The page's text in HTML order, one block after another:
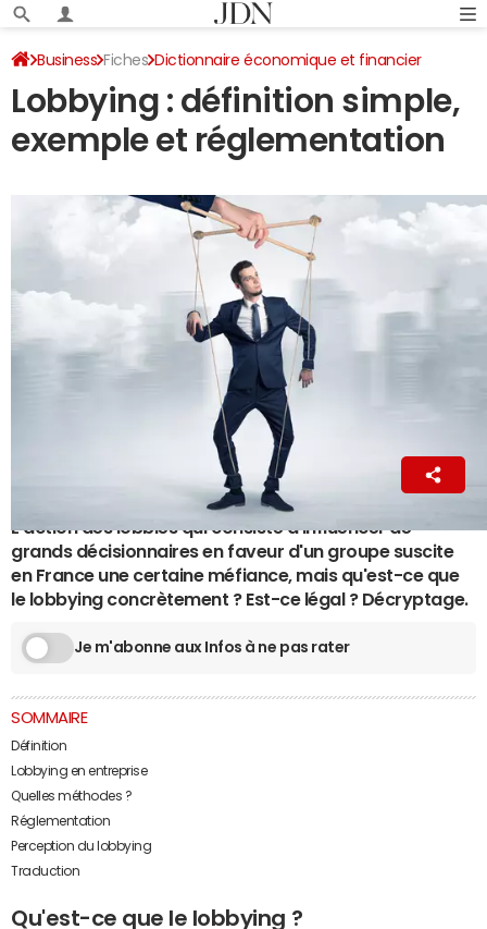
Business Fiches Dictionnaire économique et financier
Lobbying : définition simple,
exemple et réglementation
L'action des lobbies qui consiste à influencer de
grands décisionnaires en faveur d'un groupe suscite
en France une certaine méfiance, mais qu'est-ce que
le lobbying concrètement ? Est-ce légal ? Décryptage.
Je m'abonne aux Infos à ne pas rater
SOMMAIRE
Définition
Lobbying en entreprise
Quelles méthodes ?
Réglementation
Perception du lobbying
Traduction
Qu'est-ce que le lobbying ?